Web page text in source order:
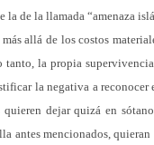
la de la llamada “amenaza
allá de los costos
la propia
la negativa a reconocer
quieren dejar quizá en
antes mencionados,